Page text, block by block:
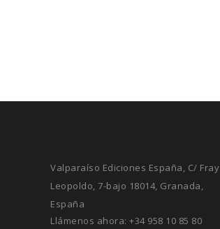
Valparaíso Ediciones España, C/ Fray
Leopoldo, 7-bajo 18014, Granada,
España
Llámenos ahora: +34 958 10 85 80